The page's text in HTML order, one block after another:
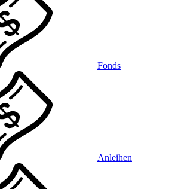
Fonds
Anleihen